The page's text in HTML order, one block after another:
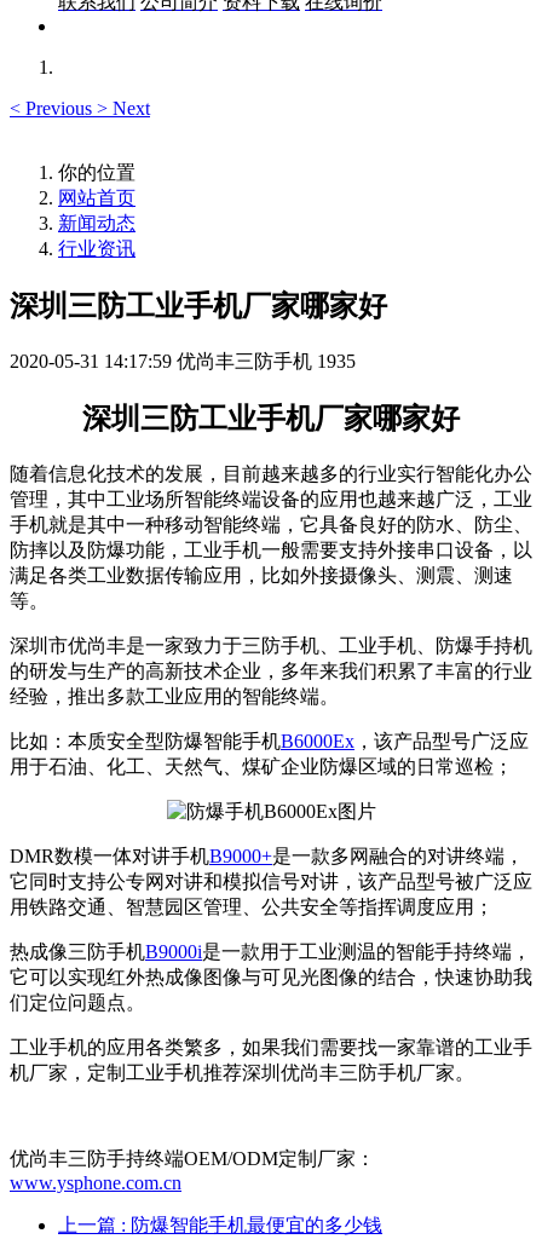
< Previous > Next
你的位置
网站首页
新闻动态
行业资讯
深圳三防工业手机厂家哪家好
2020-05-31 14:17:59 优尚丰三防手机 1935
深圳三防工业手机厂家哪家好
随着信息化技术的发展，目前越来越多的行业实行智能化办公
管理，其中工业场所智能终端设备的应用也越来越广泛，工业
手机就是其中一种移动智能终端，它具备良好的防水、防尘、
防摔以及防爆功能，工业手机一般需要支持外接串口设备，以
满足各类工业数据传输应用，比如外接摄像头、测震、测速
等。
深圳市优尚丰是一家致力于三防手机、工业手机、防爆手持机
的研发与生产的高新技术企业，多年来我们积累了丰富的行业
经验，推出多款工业应用的智能终端。
比如：本质安全型防爆智能手机B6000Ex ，该产品型号广泛应
用于石油、化工、天然气、煤矿企业防爆区域的日常巡检；
DMR数模一体对讲手机B9000+是一款多网融合的对讲终端，
它同时支持公专网对讲和模拟信号对讲，该产品型号被广泛应
用铁路交通、智慧园区管理、公共安全等指挥调度应用；
热成像三防手机B9000i是一款用于工业测温的智能手持终端，
它可以实现红外热成像图像与可见光图像的结合，快速协助我
们定位问题点。
工业手机的应用各类繁多，如果我们需要找一家靠谱的工业手
机厂家，定制工业手机推荐深圳优尚丰三防手机厂家。
优尚丰三防手持终端OEM/ODM定制厂家：
www.ysphone.com.cn
上一篇 : 防爆智能手机最便宜的多少钱